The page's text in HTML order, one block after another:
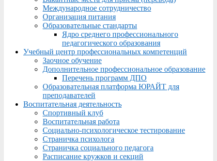
Международное сотрудничество
Организация питания
Образовательные стандарты
Ядро среднего профессионального
педагогического образования
Учебный центр профессиональных компетенций
Заочное обучение
Дополнительное профессиональное образование
Перечень программ ДПО
Образовательная платформа ЮРАЙТ для
преподавателей
Воспитательная деятельность
Спортивный клуб
Воспитательная работа
Социально-психологическое тестирование
Страничка психолога
Страничка социального педагога
Расписание кружков и секций